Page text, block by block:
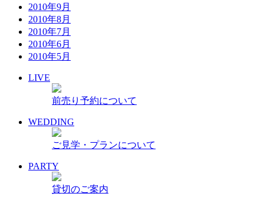
2010年9月
2010年8月
2010年7月
2010年6月
2010年5月
LIVE
前売り予約について
WEDDING
ご見学・プランについて
PARTY
貸切のご案内